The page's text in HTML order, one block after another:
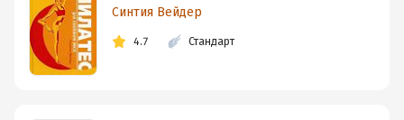
Синтия Вейдер
4.7 Стандарт